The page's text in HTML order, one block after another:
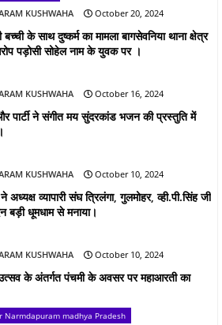
KUSHWAHA October 20, 2024
के साथ दुष्कर्म का मामला बागसेवनिया थाना क्षेत्र
पड़ोसी सोहेल नाम के युवक पर ।
KUSHWAHA October 16, 2024
पार्टी ने संगीत मय सुंदरकांड भजन की प्रस्तुति में
KUSHWAHA October 10, 2024
ने अध्यक्ष व्यापारी संघ त्रिलंगा, गुलमोहर, व्ही.पी.सिंह जी
बड़ी धूमधाम से मनाया।
KUSHWAHA October 10, 2024
उत्सव के अंतर्गत पंचमी के अवसर पर महाआरती का
Narmdapuram madhya Pradesh